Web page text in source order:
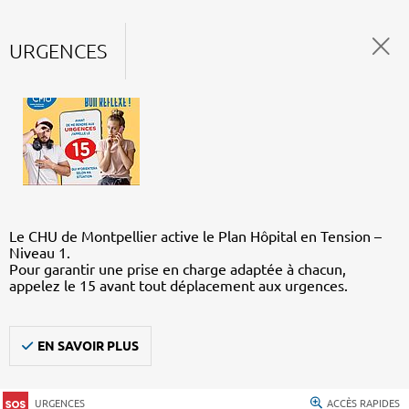
URGENCES
Le CHU de Montpellier active le Plan Hôpital en Tension –
Niveau 1.
Pour garantir une prise en charge adaptée à chacun,
appelez le 15 avant tout déplacement aux urgences.
EN SAVOIR PLUS
URGENCES ACCÈS RAPIDES